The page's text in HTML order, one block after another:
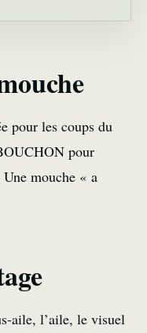
pour les coups du
pour
mouche « a
aile, l’aile, le visuel